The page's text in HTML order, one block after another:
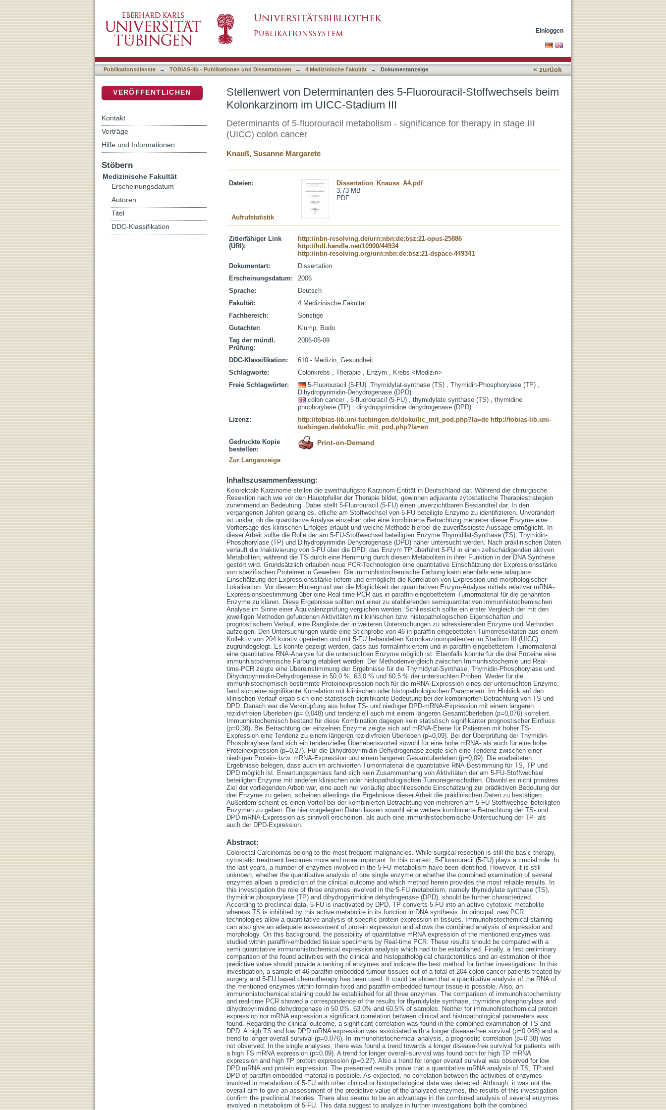
Stadium III
Einloggen
Publikationsdienste → TOBIAS-lib - Publikationen und Dissertationen → 4 Medizinische Fakultät → Dokumentanzeige « zurück
Stellenwert von Determinanten des 5-Fluorouracil-Stoffwechsels beim
Kolonkarzinom im UICC-Stadium III
Determinants of 5-fluorouracil metabolism - significance for therapy in stage III
(UICC) colon cancer
Knauß, Susanne Margarete
Dateien:
Dissertation_Knauss_A4.pdf
3.73 MB
PDF
Aufrufstatistik
Zitierfähiger Link
(URI):
http://nbn-resolving.de/urn:nbn:de:bsz:21-opus-25886
http://hdl.handle.net/10900/44934
http://nbn-resolving.org/urn:nbn:de:bsz:21-dspace-449341
Dokumentart:
Dissertation
Erscheinungsdatum:
2006
Sprache:
Deutsch
Fakultät:
4 Medizinische Fakultät
Fachbereich:
Sonstige
Gutachter:
Klump, Bodo
Tag der mündl.
Prüfung:
2006-05-09
DDC-Klassifikation:
610 - Medizin, Gesundheit
Schlagworte:
Colonkrebs , Therapie , Enzym , Krebs <Medizin>
Freie Schlagwörter:
5-Fluorouracil (5-FU) ,Thymidylat-synthase (TS) , Thymidin-Phosphorylase (TP) ,
Dihydropyrimidin-Dehydrogenase (DPD)
colon cancer , 5-fluorouracil (5-FU) , thymidylate synthase (TS) , thymidine
phophorylase (TP) , dihydropyrimidine dehydrogenase (DPD)
Lizenz:
http://tobias-lib.uni-tuebingen.de/doku/lic_mit_pod.php?la=de http://tobias-lib.uni-
tuebingen.de/doku/lic_mit_pod.php?la=en
Gedruckte Kopie
bestellen:
Print-on-Demand
Zur Langanzeige
Inhaltszusammenfassung:
Kolorektale Karzinome stellen die zweithäufigste Karzinom-Entität in Deutschland dar. Während die chirurgische
Resektion nach wie vor den Hauptpfeiler der Therapie bildet, gewinnen adjuvante zytostatische Therapiestrategien
zunehmend an Bedeutung. Dabei stellt 5-Fluorouracil (5-FU) einen unverzichtbaren Bestandteil dar. In den
vergangenen Jahren gelang es, etliche am Stoffwechsel von 5-FU beteiligte Enzyme zu identifizieren. Unverändert
ist unklar, ob die quantitative Analyse einzelner oder eine kombinierte Betrachtung mehrerer dieser Enzyme eine
Vorhersage des klinischen Erfolges erlaubt und welche Methode hierbei die zuverlässigste Aussage ermöglicht. In
dieser Arbeit sollte die Rolle der am 5-FU-Stoffwechsel beteiligten Enzyme Thymidilat-Synthase (TS), Thymidin-
Phosphorylase (TP) und Dihydropyrimidin-Dehydrogenase (DPD) näher untersucht werden. Nach präklinischen Daten
verläuft die Inaktivierung von 5-FU über die DPD, das Enzym TP überführt 5-FU in einen zellschädigenden aktiven
Metaboliten, während die TS durch eine Hemmung durch diesen Metaboliten in ihrer Funktion in der DNA Synthese
gestört wird. Grundsätzlich erlauben neue PCR-Technologien eine quantitative Einschätzung der Expressionsstärke
von spezifischen Proteinen in Geweben. Die immunhistochemische Färbung kann ebenfalls eine adäquate
Einschätzung der Expressionsstärke liefern und ermöglicht die Korrelation von Expression und morphologischer
Lokalisation. Vor diesem Hintergrund war die Möglichkeit der quantitativen Enzym-Analyse mittels relativer mRNA-
Expressionsbestimmung über eine Real-time-PCR aus in paraffin-eingebettetem Tumormaterial für die genannten
Enzyme zu klären. Diese Ergebnisse sollten mit einer zu etablierenden semiquantitativen immunhistochemischen
Analyse im Sinne einer Äquivalenzprüfung verglichen werden. Schliesslich sollte ein erster Vergleich der mit den
jeweiligen Methoden gefundenen Aktivitäten mit klinischen bzw. histopathologischen Eigenschaften und
prognostischem Verlauf, eine Rangliste der in weiteren Untersuchungen zu adressierenden Enzyme und Methoden
aufzeigen. Den Untersuchungen wurde eine Stichprobe von 46 in paraffin-eingebetteten Tumorresektaten aus einem
Kollektiv von 204 kurativ operierten und mit 5-FU behandelten Kolonkarzinompatienten im Stadium III (UICC)
zugrundegelegt. Es konnte gezeigt werden, dass aus formalinfixiertem und in paraffin-eingebettetem Tumormaterial
eine quantitative RNA-Analyse für die untersuchten Enzyme möglich ist. Ebenfalls konnte für die drei Proteine eine
immunhistochemische Färbung etabliert werden. Der Methodenvergleich zwischen Immunhistochemie und Real-
time-PCR zeigte eine Übereinstimmung der Ergebnisse für die Thymidylat-Synthase, Thymidin-Phosphorylase und
Dihydropyrimidin-Dehydrogenase in 50,0 %, 63,0 % und 60,5 % der untersuchten Proben. Weder für die
immunhistochemisch bestimmte Proteinexpression noch für die mRNA-Expression eines der untersuchten Enzyme,
fand sich eine signifikante Korrelation mit klinischen oder histopathologischen Parametern. Im Hinblick auf den
klinischen Verlauf ergab sich eine statistisch signifikante Bedeutung bei der kombinierten Betrachtung von TS und
DPD. Danach war die Verknüpfung aus hoher TS- und niedriger DPD-mRNA-Expression mit einem längeren
rezidivfreien Überleben (p= 0,048) und tendenziell auch mit einem längeren Gesamtüberleben (p=0,076) korreliert.
Immunhistochemisch bestand für diese Kombination dagegen kein statistisch signifikanter prognostischer Einfluss
(p=0,38). Bei Betrachtung der einzelnen Enzyme zeigte sich auf mRNA-Ebene für Patienten mit hoher TS-
Expression eine Tendenz zu einem längeren rezidivfreien Überleben (p=0,09). Bei der Überprüfung der Thymidin-
Phosphorylase fand sich ein tendenzieller Überlebensvorteil sowohl für eine hohe mRNA- als auch für eine hohe
Proteinexpression (p=0,27). Für die Dihydropyrimidin-Dehydrogenase zeigte sich eine Tendenz zwischen einer
niedrigen Protein- bzw. mRNA-Expression und einem längeren Gesamtüberleben (p=0,09). Die erarbeiteten
Ergebnisse belegen, dass auch im archivierten Tumormaterial die quantitative RNA-Bestimmung für TS, TP und
DPD möglich ist. Erwartungsgemäss fand sich kein Zusammenhang von Aktivitäten der am 5-FU-Stoffwechsel
beteiligten Enzyme mit anderen klinischen oder histopathologischen Tumoreigenschaften. Obwohl es nicht primäres
Ziel der vorliegenden Arbeit war, eine auch nur vorläufig abschliessende Einschätzung zur prädiktiven Bedeutung der
drei Enzyme zu geben, scheinen allerdings die Ergebnisse dieser Arbeit die präklinischen Daten zu bestätigen.
Außerdem scheint es einen Vorteil bei der kombinierten Betrachtung von mehreren am 5-FU-Stoffwechsel beteiligten
Enzymen zu geben. Die hier vorgelegten Daten lassen sowohl eine weitere kombinierte Betrachtung der TS- und
DPD-mRNA-Expression als sinnvoll erscheinen, als auch eine immunhistochemische Untersuchung der TP- als
auch der DPD-Expression.
Abstract:
Colorectal Carcinomas belong to the most frequent malignancies. While surgical resection is still the basic therapy,
cytostatic treatment becomes more and more important. In this context, 5-Fluorouracil (5-FU) plays a crucial role. In
the last years, a number of enzymes involved in the 5-FU metabolism have been identified. However, it is still
unknown, whether the quantitative analysis of one single enzyme or whether the combined examination of several
enzymes allows a prediction of the clinical outcome and which method herein provides the most reliable results. In
this investigation the role of three enzymes involved in the 5-FU metabolism, namely thymidylate synthase (TS),
thymidine phosporylase (TP) and dihydropyrimidine dehydrogenase (DPD), should be further characterized.
According to preclincal data, 5-FU is inactivated by DPD, TP converts 5-FU into an active cytotoxic metabolite
whereas TS is inhibited by this active metabolite in its function in DNA synthesis. In principal, new PCR
technologies allow a quantitative analysis of specific protein expression in tissues. Immunohistochemical staining
can also give an adequate assessment of protein expression and allows the combined analysis of expression and
morphology. On this background, the possibility of quantitative mRNA expression of the mentioned enzymes was
studied within paraffin-embedded tissue specimens by Real-time PCR. These results should be compared with a
semi quantitative immunohistochemical expression analysis which had to be established. Finally, a first preliminary
comparison of the found activities with the clinical and histopathological characteristics and an estimation of their
predictive value should provide a ranking of enzymes and indicate the best method for further investigations. In this
investigation, a sample of 46 paraffin-embedded tumour tissues out of a total of 204 colon cancer patients treated by
surgery and 5-FU based chemotherapy has been used. It could be shown that a quantitative analysis of the RNA of
the mentioned enzymes within formalin-fixed and paraffin-embedded tumour tissue is possible. Also, an
immunohistochemical staining could be established for all three enzymes. The comparison of immunohistochemistry
and real-time PCR showed a correspondence of the results for thymidylate synthase, thymidine phosphorylase and
dihydropyrimidine dehydrogenase in 50.0%, 63.0% and 60.5% of samples. Neither for immunohistochemical protein
expression nor mRNA expression a significant correlation between clinical and histopathological parameters was
found. Regarding the clinical outcome, a significant correlation was found in the combined examination of TS and
DPD. A high TS and low DPD mRNA expression was associated with a longer disease-free survival (p=0.048) and a
trend to longer overall survival (p=0.076). In immunohistochemical analysis, a prognostic correlation (p=0.38) was
not observed. In the single analyses, there was found a trend towards a longer disease-free survival for patients with
a high TS mRNA expression (p=0.09). A trend for longer overall-survival was found both for high TP mRNA
expression and high TP protein expression (p=0.27). Also a trend for longer overall survival was observed for low
DPD mRNA and protein expression. The presented results prove that a quantitative mRNA analysis of TS, TP and
DPD of paraffin-embedded material is possible. As expected, no correlation between the activities of enzymes
involved in metabolism of 5-FU with other clinical or histopathological data was detected. Although, it was not the
overall aim to give an assessment of the predictive value of the analyzed enzymes, the results of this investigation
confirm the preclinical theories. There also seems to be an advantage in the combined analysis of several enzymes
involved in metabolism of 5-FU. This data suggest to analyze in further investigations both the combined
VERÖFFENTLICHEN
Kontakt
Verträge
Hilfe und Informationen
Stöbern
Medizinische Fakultät
Erscheinungsdatum
Autoren
Titel
DDC-Klassifikation